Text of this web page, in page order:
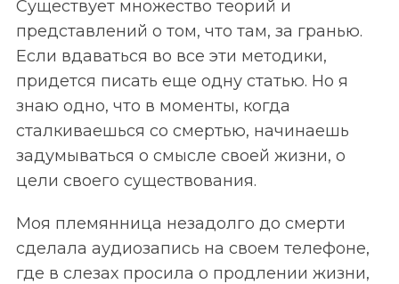
Существует множество теорий и
представлений о том, что там, за гранью.
Если вдаваться во все эти методики,
придется писать еще одну статью. Но я
знаю одно, что в моменты, когда
сталкиваешься со смертью, начинаешь
задумываться о смысле своей жизни, о
цели своего существования.
Моя племянница незадолго до смерти
сделала аудиозапись на своем телефоне,
где в слезах просила о продлении жизни,